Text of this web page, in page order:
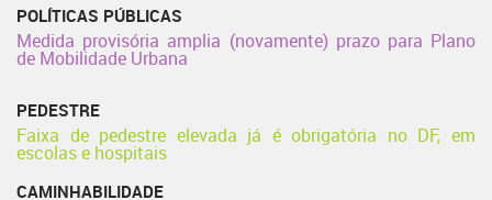
POLÍTICAS PÚBLICAS
Medida provisória amplia (novamente) prazo para Plano
de Mobilidade Urbana
PEDESTRE
Faixa de pedestre elevada já é obrigatória no DF, em
escolas e hospitais
CAMINHABILIDADE